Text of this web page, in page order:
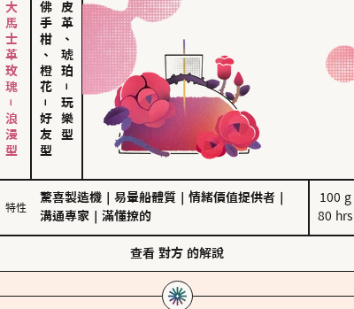
大馬士革玫瑰－浪漫型 佛手柑、橙花
－
好友型
皮革、琥珀
－
玩樂型
特性
驚喜製造機 易暈船體質 情緒價值提供者
溝通專家
滿懂撩的
100 g
80 hrs
查看 對方 的解說